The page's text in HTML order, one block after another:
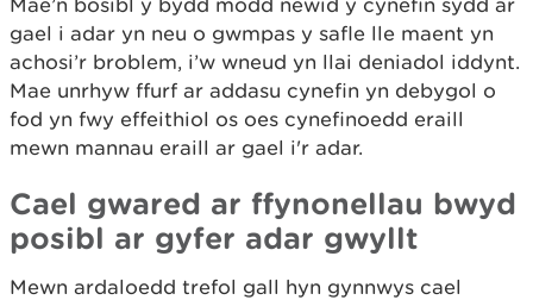
Mae’n bosibl y bydd modd newid y cynefin sydd ar
gael i adar yn neu o gwmpas y safle lle maent yn
achosi’r broblem, i’w wneud yn llai deniadol iddynt.
Mae unrhyw ffurf ar addasu cynefin yn debygol o
fod yn fwy effeithiol os oes cynefinoedd eraill
mewn mannau eraill ar gael i'r adar.
Cael gwared ar ffynonellau bwyd
posibl ar gyfer adar gwyllt
Mewn ardaloedd trefol gall hyn gynnwys cael